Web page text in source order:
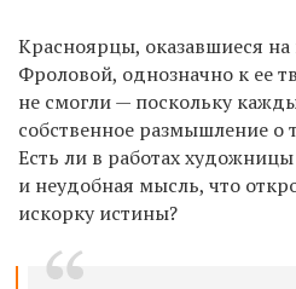
Красноярцы, оказавшиеся
Фроловой, однозначно к ее
не смогли — поскольку
собственное размышление о
Есть ли в работах
и неудобная мысль, что
искорку истины?